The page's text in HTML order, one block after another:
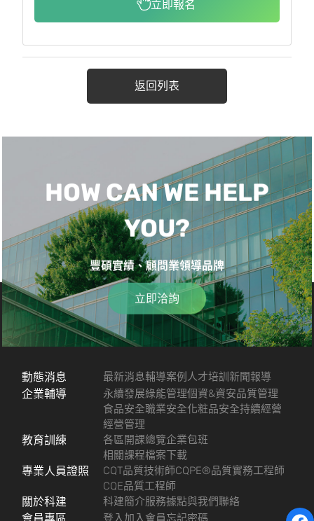
立即報名
返回列表
HOW CAN WE HELP
YOU?
豐碩實績、顧問業領導品牌
立即洽詢
動態消息 最新消息輔導案例 人才培訓新聞報導
企業輔導 永續發展綠能管理個資&資安品質管理
食品安全職業安全化粧品安全持續經營
經營管理
教育訓練 各區開課總覽企業包班
相關課程檔案下載
專業人員證照 CQT品質技術師CQPE®品質實務工程師
CQE品質工程師
關於科建 科建簡介服務據點與我們聯絡
登入 加入會員忘記密碼